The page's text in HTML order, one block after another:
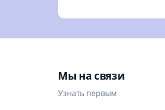
Мы на связи
Узнать первым